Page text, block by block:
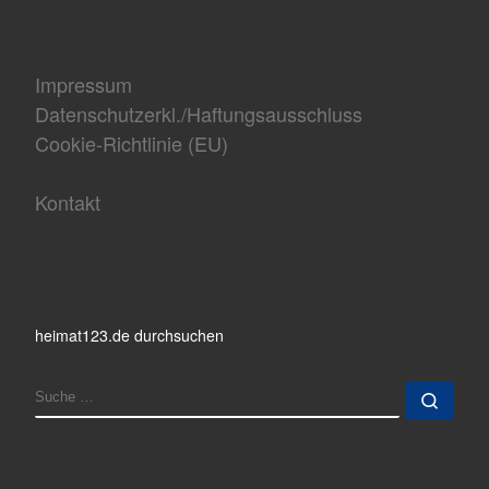
Impressum
Datenschutzerkl./Haftungsausschluss
Cookie-Richtlinie (EU)
Kontakt
heimat123.de durchsuchen
SUCHE